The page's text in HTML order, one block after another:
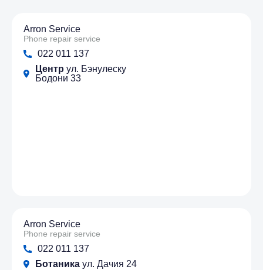
Arron Service
Phone repair service
022 011 137
Центр ул. Бэнулеску
Бодони 33
Arron Service
Phone repair service
022 011 137
Ботаника ул. Дачия 24